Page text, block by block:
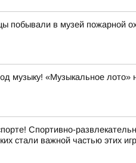
побывали в музей пожарной
музыку! «Музыкальное
Спортивно-
стали важной частью этих игр